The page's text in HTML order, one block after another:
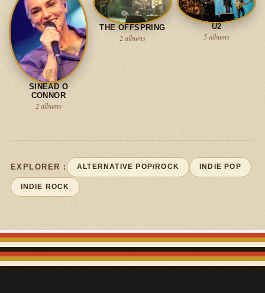
SINEAD O
CONNOR
2 albums
THE OFFSPRING
2 albums
U2
5 albums
EXPLORER : ALTERNATIVE POP/ROCK INDIE POP
INDIE ROCK